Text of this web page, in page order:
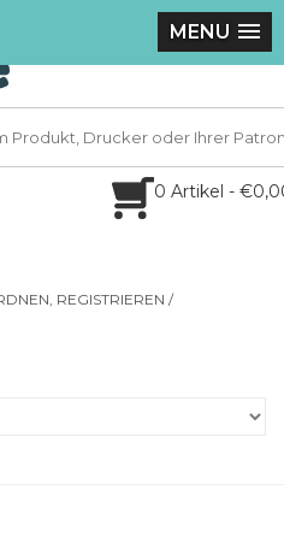
MENU
0 Artikel -
REGISTRIEREN /